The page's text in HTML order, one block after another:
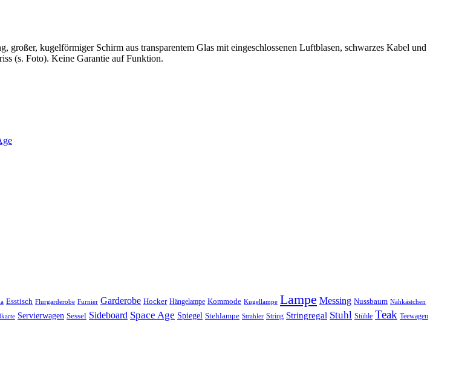
großer, kugelförmiger Schirm aus transparentem Glas mit eingeschlossenen Luftblasen, schwarzes Kabel und
(s. Foto). Keine Garantie auf Funktion.
Esstisch Flurgarderobe Furnier Garderobe Hocker Hängelampe Kommode Kugellampe Lampe Messing Nussbaum Nähkästchen
Servierwagen Sessel Sideboard Space Age Spiegel Stehlampe Strahler String Stringregal Stuhl Stühle Teak Teewagen